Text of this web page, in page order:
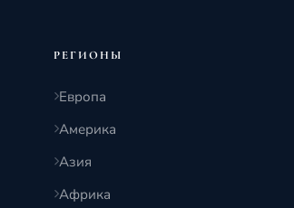
РЕГИОНЫ
Европа
Америка
Азия
Африка